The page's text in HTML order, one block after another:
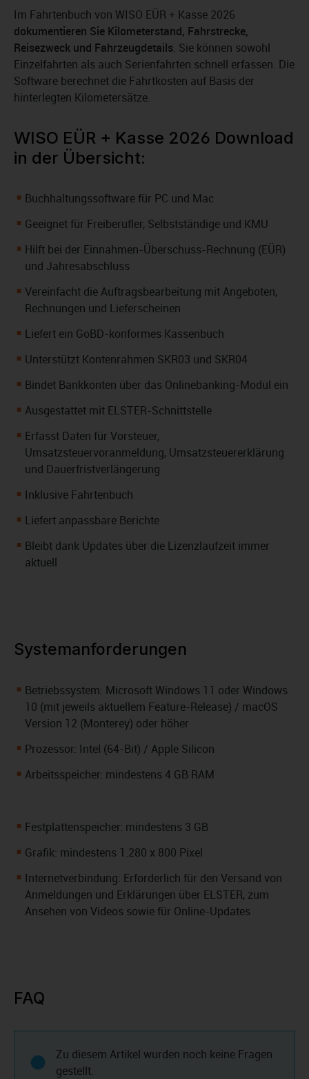
Im Fahrtenbuch von WISO EÜR + Kasse 2026
dokumentieren Sie Kilometerstand, Fahrstrecke,
Reisezweck und Fahrzeugdetails. Sie können sowohl
Einzelfahrten als auch Serienfahrten schnell erfassen. Die
Software berechnet die Fahrtkosten auf Basis der
hinterlegten Kilometersätze.
WISO EÜR + Kasse 2026 Download
in der Übersicht:
Buchhaltungssoftware für PC und Mac
Geeignet für Freiberufler, Selbstständige und KMU
Hilft bei der Einnahmen-Überschuss-Rechnung (EÜR)
und Jahresabschluss
Vereinfacht die Auftragsbearbeitung mit Angeboten,
Rechnungen und Lieferscheinen
Liefert ein GoBD-konformes Kassenbuch
Unterstützt Kontenrahmen SKR03 und SKR04
Bindet Bankkonten über das Onlinebanking-Modul ein
Ausgestattet mit ELSTER-Schnittstelle
Erfasst Daten für Vorsteuer,
Umsatzsteuervoranmeldung, Umsatzsteuererklärung
und Dauerfristverlängerung
Inklusive Fahrtenbuch
Liefert anpassbare Berichte
Bleibt dank Updates über die Lizenzlaufzeit immer
aktuell
Systemanforderungen
Betriebssystem: Microsoft Windows 11 oder Windows
10 (mit jeweils aktuellem Feature-Release) / macOS
Version 12 (Monterey) oder höher
Prozessor: Intel (64-Bit) / Apple Silicon
Arbeitsspeicher: mindestens 4 GB RAM
Festplattenspeicher: mindestens 3 GB
Grafik: mindestens 1.280 x 800 Pixel
Internetverbindung: Erforderlich für den Versand von
Anmeldungen und Erklärungen über ELSTER, zum
Ansehen von Videos sowie für Online-Updates
FAQ
Zu diesem Artikel wurden noch keine Fragen
gestellt.